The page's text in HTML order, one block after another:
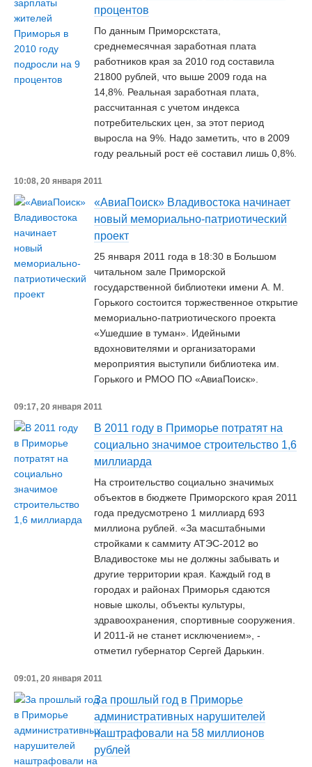
процентов
По данным Приморскстата,
среднемесячная заработная плата
работников края за 2010 год составила
21800 рублей, что выше 2009 года на
14,8%. Реальная заработная плата,
рассчитанная с учетом индекса
потребительских цен, за этот период
выросла на 9%. Надо заметить, что в 2009
году реальный рост её составил лишь 0,8%.
10:08, 20 января 2011
«АвиаПоиск» Владивостока начинает
новый мемориально-патриотический
проект
25 января 2011 года в 18:30 в Большом
читальном зале Приморской
государственной библиотеки имени А. М.
Горького состоится торжественное открытие
мемориально-патриотического проекта
«Ушедшие в туман». Идейными
вдохновителями и организаторами
мероприятия выступили библиотека им.
Горького и РМОО ПО «АвиаПоиск».
09:17, 20 января 2011
В 2011 году в Приморье потратят на
социально значимое строительство 1,6
миллиарда
На строительство социально значимых
объектов в бюджете Приморского края 2011
года предусмотрено 1 миллиард 693
миллиона рублей. «За масштабными
стройками к саммиту АТЭС-2012 во
Владивостоке мы не должны забывать и
другие территории края. Каждый год в
городах и районах Приморья сдаются
новые школы, объекты культуры,
здравоохранения, спортивные сооружения.
И 2011-й не станет исключением», -
отметил губернатор Сергей Дарькин.
09:01, 20 января 2011
За прошлый год в Приморье
административных нарушителей
наштрафовали на 58 миллионов
рублей